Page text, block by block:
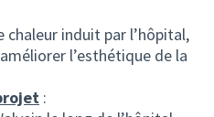
chaleur induit par l’hôpital,
l’esthétique de la
: